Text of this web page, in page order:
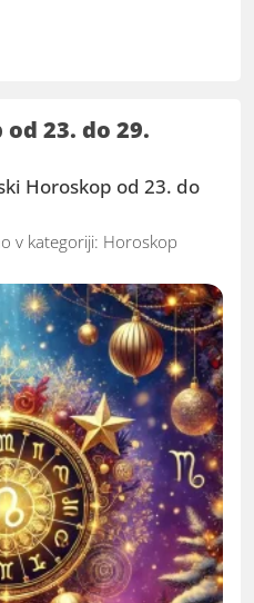
23. do 29.
Horoskop od 23. do
v kategoriji: Horoskop